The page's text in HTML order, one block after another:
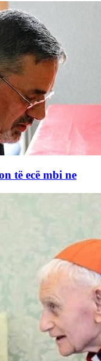
të ecë mbi ne